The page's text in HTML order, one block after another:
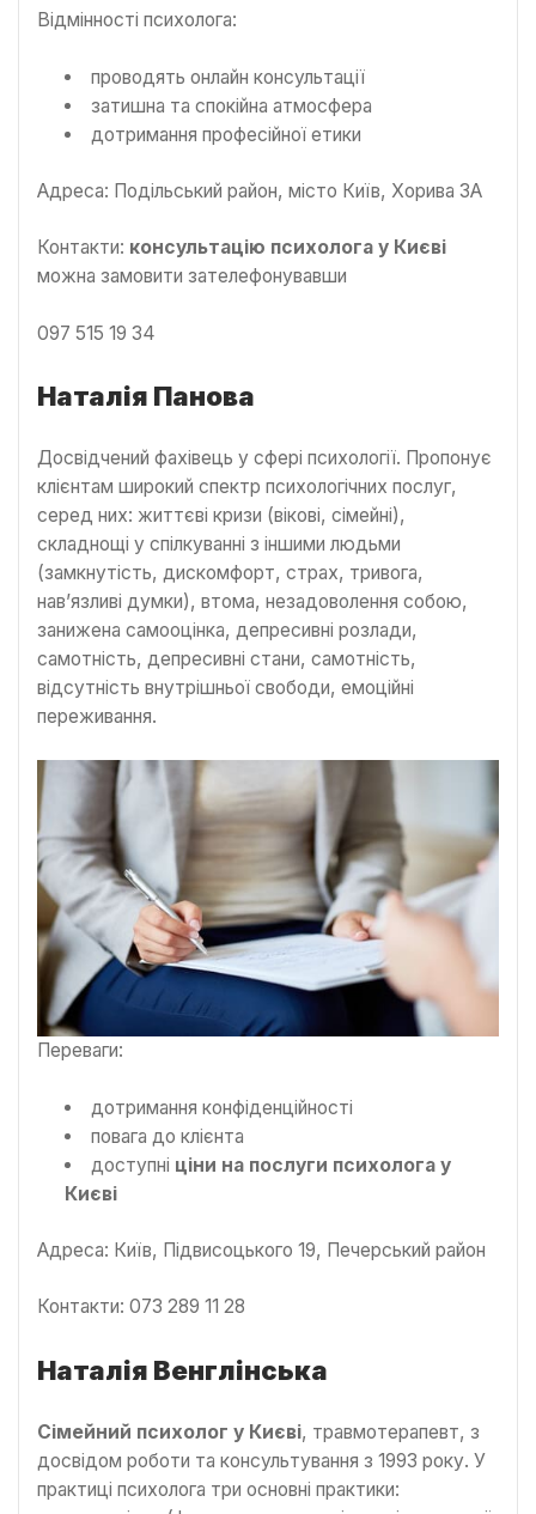
Відмінності психолога:
проводять онлайн консультації
затишна та спокійна атмосфера
дотримання професійної етики
Адреса: Подільський район, місто Київ, Хорива 3А
Контакти: консультацію психолога у Києві
можна замовити зателефонувавши
097 515 19 34
Наталія Панова
Досвідчений фахівець у сфері психології. Пропонує
клієнтам широкий спектр психологічних послуг,
серед них: життєві кризи (вікові, сімейні),
складнощі у спілкуванні з іншими людьми
(замкнутість, дискомфорт, страх, тривога,
нав’язливі думки), втома, незадоволення собою,
занижена самооцінка, депресивні розлади,
самотність, депресивні стани, самотність,
відсутність внутрішньої свободи, емоційні
переживання.
Переваги:
дотримання конфіденційності
повага до клієнта
доступні ціни на послуги психолога у
Києві
Адреса: Київ, Підвисоцького 19, Печерський район
Контакти: 073 289 11 28
Наталія Венглінська
Сімейний психолог у Києві, травмотерапевт, з
досвідом роботи та консультування з 1993 року. У
практиці психолога три основні практики: